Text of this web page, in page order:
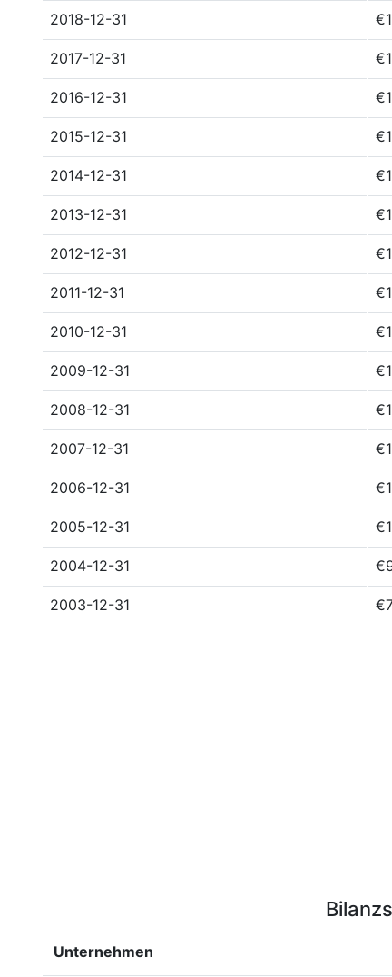
2018-12-31
2017-12-31
2016-12-31
2015-12-31
2014-12-31
2013-12-31
2012-12-31
2011-12-31
2010-12-31
2009-12-31
2008-12-31
2007-12-31
2006-12-31
2005-12-31
2004-12-31
2003-12-31
Unternehmen